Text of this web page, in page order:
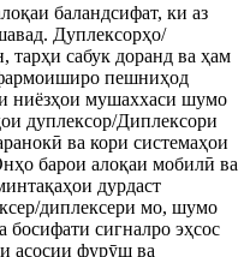
баландсифат, ки аз
Дуплексорҳо/
сабук доранд ва ҳам
пешниҳод
ниёзҳои мушаххаси шумо
дуплексор/Диплексори
ва кори системаҳои
барои алоқаи мобилӣ ва
дурдаст
диплексери мо, шумо
босифати сигналро эҳсос
асосии фурӯш ва